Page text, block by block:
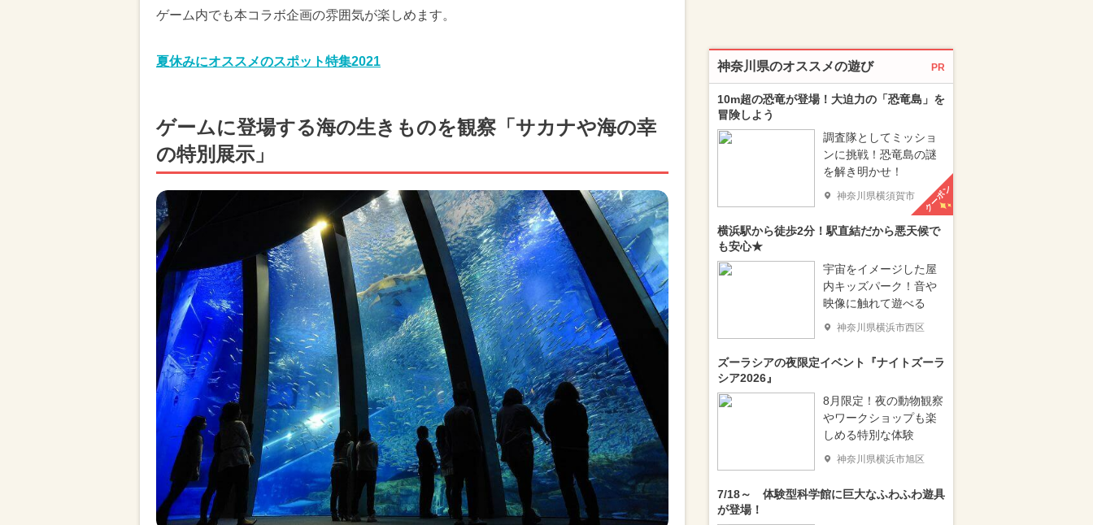
ゲーム内でも本コラボ企画の雰囲気が楽しめます。
夏休みにオススメのスポット特集2021
ゲームに登場する海の生きものを観察「サカナや海の幸
の特別展示」
神奈川県のオススメの遊び PR
10m超の恐竜が登場！大迫力の「恐竜島」を
冒険しよう
調査隊としてミッショ
ンに挑戦！恐竜島の謎
を解き明かせ！
神奈川県横須賀市 クーポン
横浜駅から徒歩2分！駅直結だから悪天候で
も安心★
宇宙をイメージした屋
内キッズパーク！音や
映像に触れて遊べる
神奈川県横浜市西区
ズーラシアの夜限定イベント『ナイトズーラ
シア2026』
8月限定！夜の動物観察
やワークショップも楽
しめる特別な体験
神奈川県横浜市旭区
7/18～ 体験型科学館に巨大なふわふわ遊具
が登場！